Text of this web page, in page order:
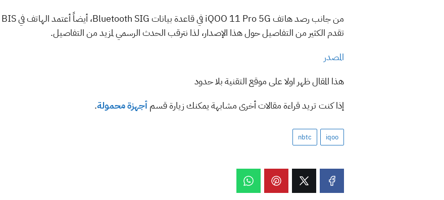
تقدم الكثير من التفاصيل حول هذا الإصدار، لذا نترقب الحدث الرسمي لمزيد من التفاصيل.
المصدر
هذا المقال ظهر اولا على موقع التقنية بلا حدود
إذا كنت تريد قراءة مقالات أخرى مشابهة يمكنك زيارة قسمأجهزة محمولة.
iqoo
nbtc